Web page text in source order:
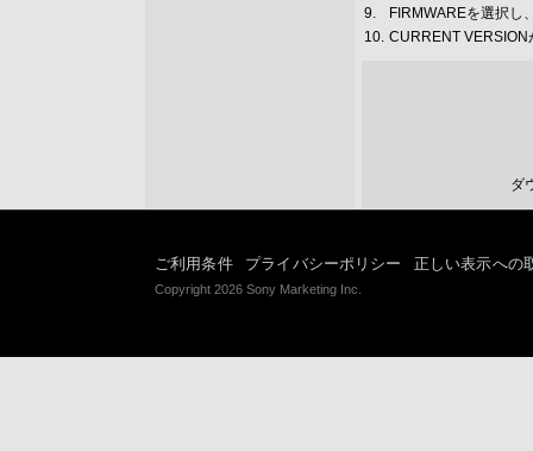
9.
FIRMWAREを選択し
10. CURRENT
ダ
ご利用条件 プライバシーポリシー 正しい表示への
Copyright 2026 Sony Marketing Inc.